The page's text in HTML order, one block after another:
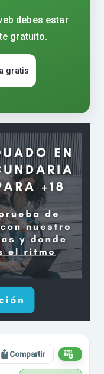
debes estar
gratuito.
gratis
Compartir